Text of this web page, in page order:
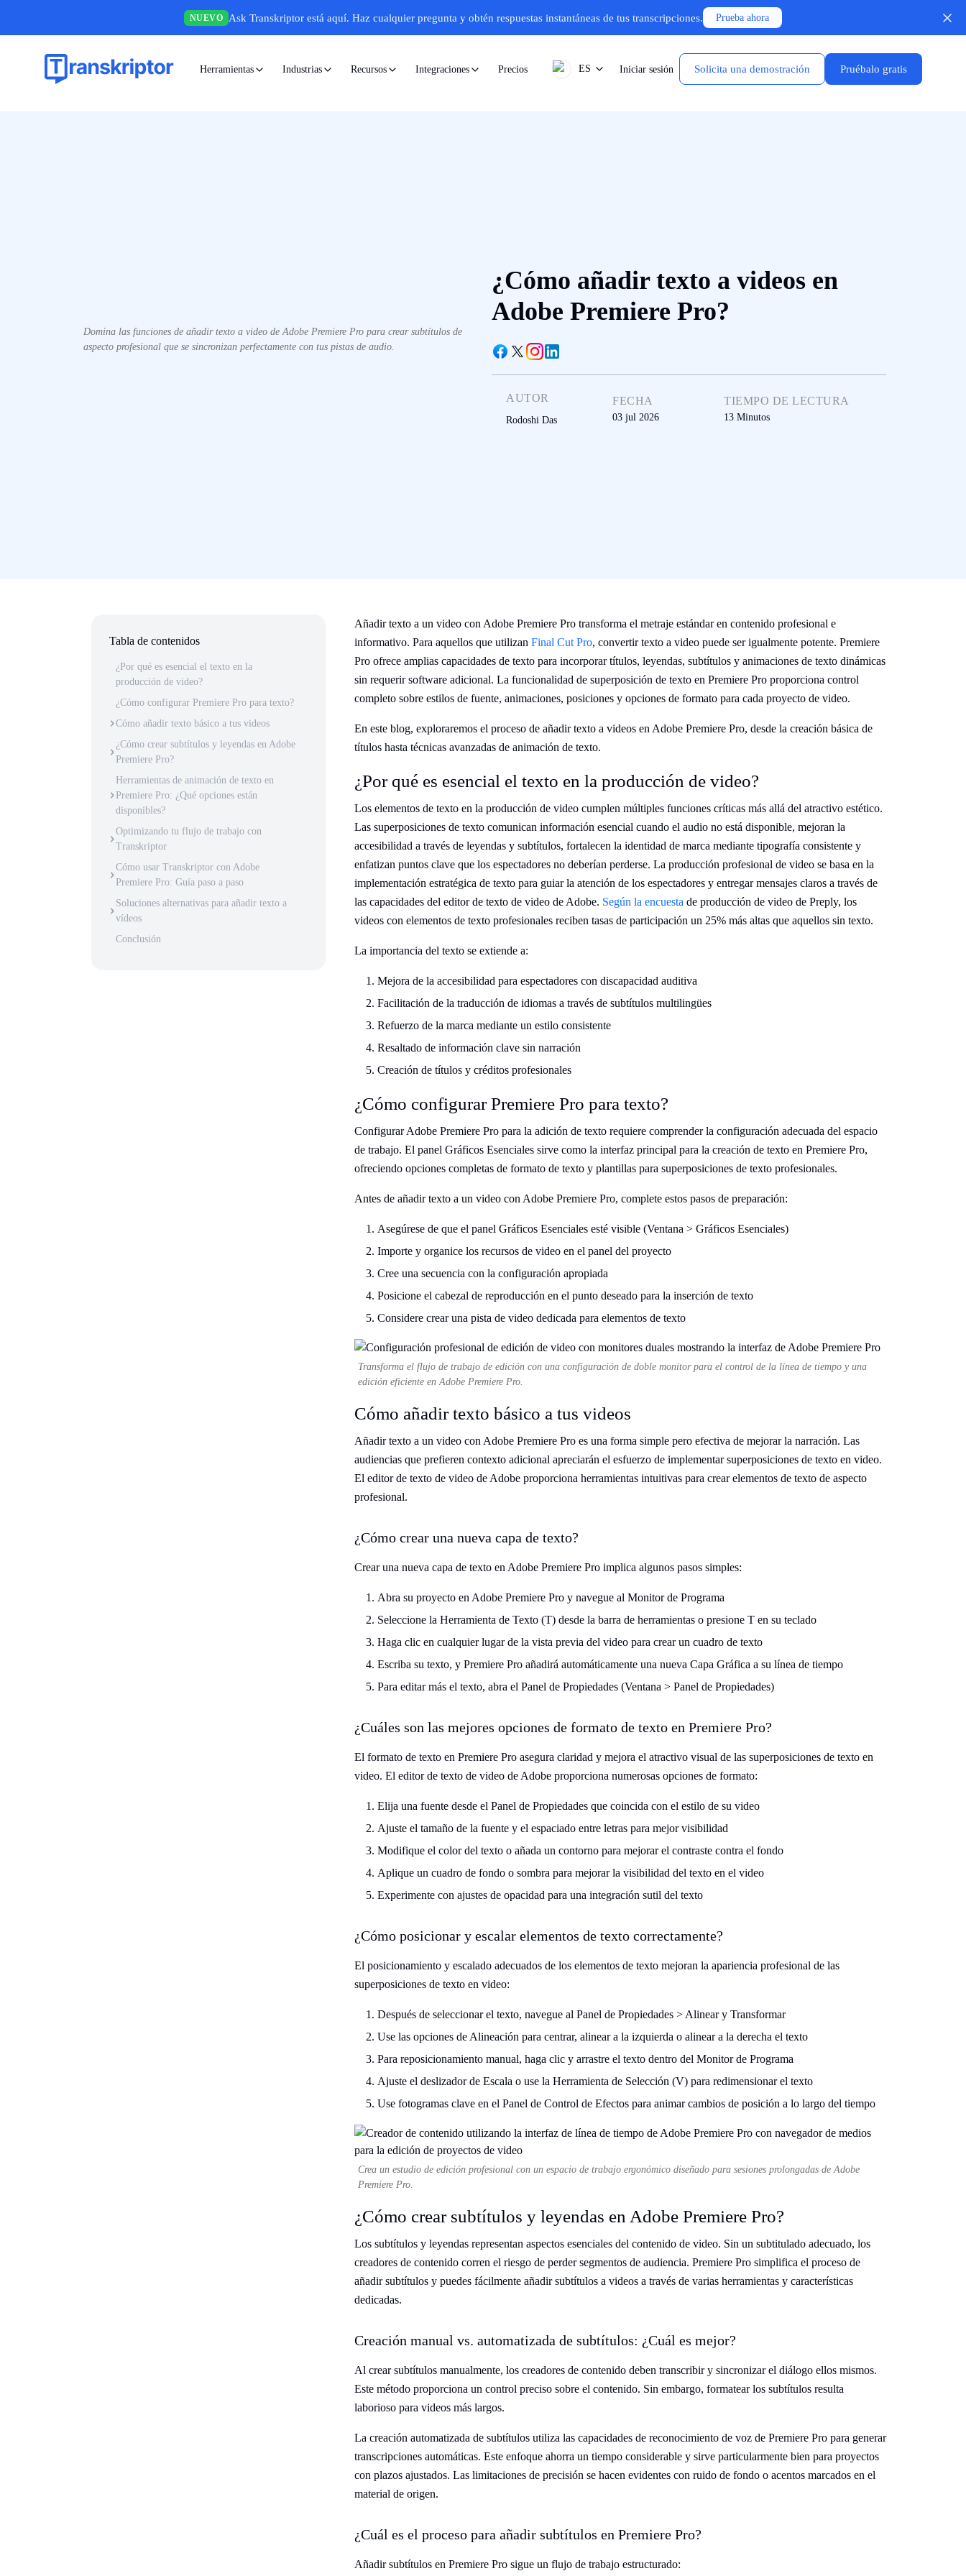
NUEVO Ask Transkriptor está aquí. Haz cualquier pregunta y obtén respuestas instantáneas de tus transcripciones. Prueba ahora
Herramientas Industrias Recursos Integraciones Precios ES Iniciar sesión Solicita una demostración Pruébalo gratis
Domina las funciones de añadir texto a video de Adobe Premiere Pro para crear subtítulos de
aspecto profesional que se sincronizan perfectamente con tus pistas de audio.
¿Cómo añadir texto a videos en
Adobe Premiere Pro?
AUTOR
Rodoshi Das
FECHA
03 jul 2026
TIEMPO DE LECTURA
13 Minutos
Tabla de contenidos
¿Por qué es esencial el texto en la
producción de video?
¿Cómo configurar Premiere Pro para texto?
Cómo añadir texto básico a tus videos
¿Cómo crear subtítulos y leyendas en Adobe
Premiere Pro?
Herramientas de animación de texto en
Premiere Pro: ¿Qué opciones están
disponibles?
Optimizando tu flujo de trabajo con
Transkriptor
Cómo usar Transkriptor con Adobe
Premiere Pro: Guía paso a paso
Soluciones alternativas para añadir texto a
vídeos
Conclusión
Añadir texto a un video con Adobe Premiere Pro transforma el metraje estándar en contenido profesional e
informativo. Para aquellos que utilizan Final Cut Pro, convertir texto a video puede ser igualmente potente. Premiere
Pro ofrece amplias capacidades de texto para incorporar títulos, leyendas, subtítulos y animaciones de texto dinámicas
sin requerir software adicional. La funcionalidad de superposición de texto en Premiere Pro proporciona control
completo sobre estilos de fuente, animaciones, posiciones y opciones de formato para cada proyecto de video.
En este blog, exploraremos el proceso de añadir texto a videos en Adobe Premiere Pro, desde la creación básica de
títulos hasta técnicas avanzadas de animación de texto.
¿Por qué es esencial el texto en la producción de video?
Los elementos de texto en la producción de video cumplen múltiples funciones críticas más allá del atractivo estético.
Las superposiciones de texto comunican información esencial cuando el audio no está disponible, mejoran la
accesibilidad a través de leyendas y subtítulos, fortalecen la identidad de marca mediante tipografía consistente y
enfatizan puntos clave que los espectadores no deberían perderse. La producción profesional de video se basa en la
implementación estratégica de texto para guiar la atención de los espectadores y entregar mensajes claros a través de
las capacidades del editor de texto de video de Adobe. Según la encuesta de producción de video de Preply, los
videos con elementos de texto profesionales reciben tasas de participación un 25% más altas que aquellos sin texto.
La importancia del texto se extiende a:
Mejora de la accesibilidad para espectadores con discapacidad auditiva
Facilitación de la traducción de idiomas a través de subtítulos multilingües
Refuerzo de la marca mediante un estilo consistente
Resaltado de información clave sin narración
Creación de títulos y créditos profesionales
¿Cómo configurar Premiere Pro para texto?
Configurar Adobe Premiere Pro para la adición de texto requiere comprender la configuración adecuada del espacio
de trabajo. El panel Gráficos Esenciales sirve como la interfaz principal para la creación de texto en Premiere Pro,
ofreciendo opciones completas de formato de texto y plantillas para superposiciones de texto profesionales.
Antes de añadir texto a un video con Adobe Premiere Pro, complete estos pasos de preparación:
Asegúrese de que el panel Gráficos Esenciales esté visible (Ventana > Gráficos Esenciales)
Importe y organice los recursos de video en el panel del proyecto
Cree una secuencia con la configuración apropiada
Posicione el cabezal de reproducción en el punto deseado para la inserción de texto
Considere crear una pista de video dedicada para elementos de texto
Transforma el flujo de trabajo de edición con una configuración de doble monitor para el control de la línea de tiempo y una
edición eficiente en Adobe Premiere Pro.
Cómo añadir texto básico a tus videos
Añadir texto a un video con Adobe Premiere Pro es una forma simple pero efectiva de mejorar la narración. Las
audiencias que prefieren contexto adicional apreciarán el esfuerzo de implementar superposiciones de texto en video.
El editor de texto de video de Adobe proporciona herramientas intuitivas para crear elementos de texto de aspecto
profesional.
¿Cómo crear una nueva capa de texto?
Crear una nueva capa de texto en Adobe Premiere Pro implica algunos pasos simples:
Abra su proyecto en Adobe Premiere Pro y navegue al Monitor de Programa
Seleccione la Herramienta de Texto (T) desde la barra de herramientas o presione T en su teclado
Haga clic en cualquier lugar de la vista previa del video para crear un cuadro de texto
Escriba su texto, y Premiere Pro añadirá automáticamente una nueva Capa Gráfica a su línea de tiempo
Para editar más el texto, abra el Panel de Propiedades (Ventana > Panel de Propiedades)
¿Cuáles son las mejores opciones de formato de texto en Premiere Pro?
El formato de texto en Premiere Pro asegura claridad y mejora el atractivo visual de las superposiciones de texto en
video. El editor de texto de video de Adobe proporciona numerosas opciones de formato:
Elija una fuente desde el Panel de Propiedades que coincida con el estilo de su video
Ajuste el tamaño de la fuente y el espaciado entre letras para mejor visibilidad
Modifique el color del texto o añada un contorno para mejorar el contraste contra el fondo
Aplique un cuadro de fondo o sombra para mejorar la visibilidad del texto en el video
Experimente con ajustes de opacidad para una integración sutil del texto
¿Cómo posicionar y escalar elementos de texto correctamente?
El posicionamiento y escalado adecuados de los elementos de texto mejoran la apariencia profesional de las
superposiciones de texto en video:
Después de seleccionar el texto, navegue al Panel de Propiedades > Alinear y Transformar
Use las opciones de Alineación para centrar, alinear a la izquierda o alinear a la derecha el texto
Para reposicionamiento manual, haga clic y arrastre el texto dentro del Monitor de Programa
Ajuste el deslizador de Escala o use la Herramienta de Selección (V) para redimensionar el texto
Use fotogramas clave en el Panel de Control de Efectos para animar cambios de posición a lo largo del tiempo
Crea un estudio de edición profesional con un espacio de trabajo ergonómico diseñado para sesiones prolongadas de Adobe
Premiere Pro.
¿Cómo crear subtítulos y leyendas en Adobe Premiere Pro?
Los subtítulos y leyendas representan aspectos esenciales del contenido de video. Sin un subtitulado adecuado, los
creadores de contenido corren el riesgo de perder segmentos de audiencia. Premiere Pro simplifica el proceso de
añadir subtítulos y puedes fácilmente añadir subtítulos a videos a través de varias herramientas y características
dedicadas.
Creación manual vs. automatizada de subtítulos: ¿Cuál es mejor?
Al crear subtítulos manualmente, los creadores de contenido deben transcribir y sincronizar el diálogo ellos mismos.
Este método proporciona un control preciso sobre el contenido. Sin embargo, formatear los subtítulos resulta
laborioso para videos más largos.
La creación automatizada de subtítulos utiliza las capacidades de reconocimiento de voz de Premiere Pro para generar
transcripciones automáticas. Este enfoque ahorra un tiempo considerable y sirve particularmente bien para proyectos
con plazos ajustados. Las limitaciones de precisión se hacen evidentes con ruido de fondo o acentos marcados en el
material de origen.
¿Cuál es el proceso para añadir subtítulos en Premiere Pro?
Añadir subtítulos en Premiere Pro sigue un flujo de trabajo estructurado: